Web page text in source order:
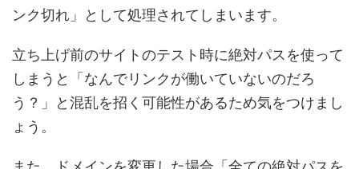
ンク切れ」として処理されてしまいます。
立ち上げ前のサイトのテスト時に絶対パスを使って
しまうと「なんでリンクが働いていないのだろ
う？」と混乱を招く可能性があるため気をつけまし
ょう。